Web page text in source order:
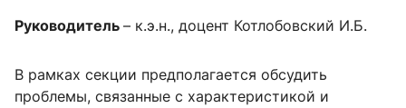
Руководитель – к.э.н., доцент Котлобовский И.Б.
В рамках секции предполагается обсудить
проблемы, связанные с характеристикой и